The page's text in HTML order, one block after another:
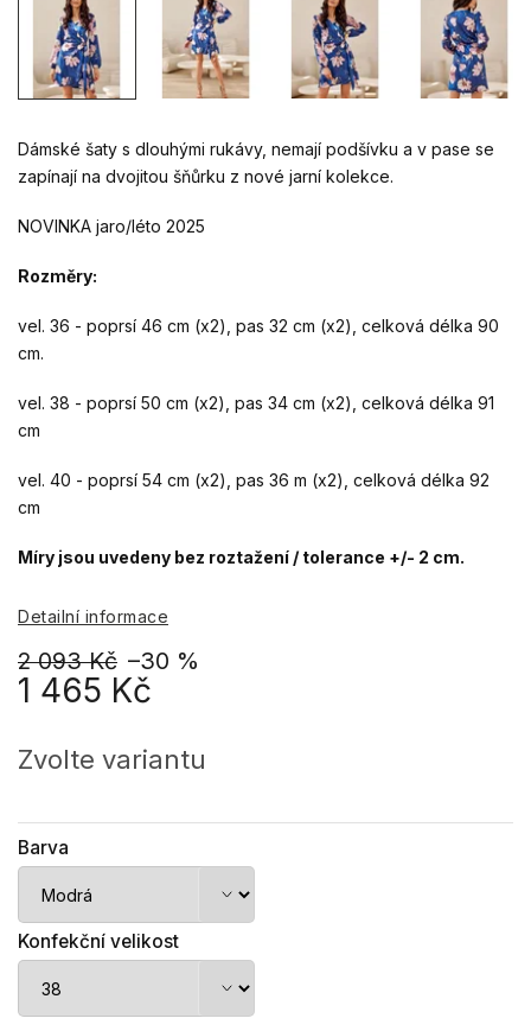
2 093 Kč –30 %
1 465 Kč
cena:
Zvolte variantu
Barva
Konfekční velikost
Dámské šaty s dlouhými rukávy, nemají podšívku a v pase se
zapínají na dvojitou šňůrku z nové jarní kolekce.
NOVINKA jaro/léto 2025
Rozměry:
vel. 36 - poprsí 46 cm (x2), pas 32 cm (x2), celková délka 90
cm.
vel. 38 - poprsí 50 cm (x2), pas 34 cm (x2), celková délka 91
cm
vel. 40 - poprsí 54 cm (x2), pas 36 m (x2), celková délka 92
cm
Míry jsou uvedeny bez roztažení / tolerance +/- 2 cm.
Detailní informace